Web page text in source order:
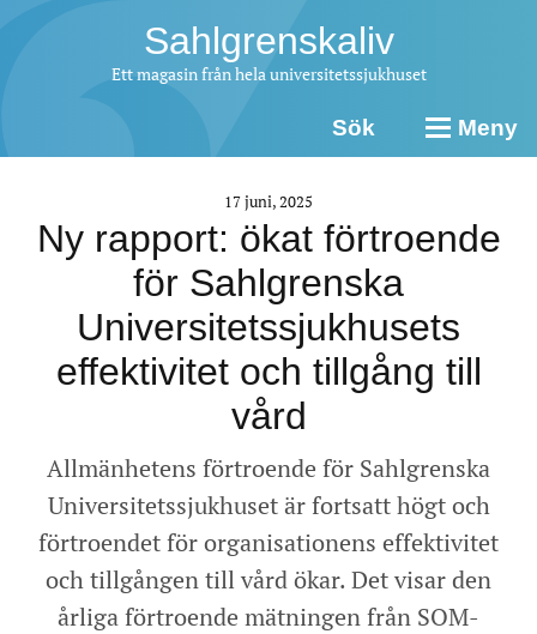
Sahlgrenskaliv
Ett magasin från hela universitetssjukhuset
Sök Meny
17 juni, 2025
Ny rapport: ökat förtroende
för Sahlgrenska
Universitetssjukhusets
effektivitet och tillgång till
vård
Allmänhetens förtroende för Sahlgrenska
Universitetssjukhuset är fortsatt högt och
förtroendet för organisationens effektivitet
och tillgången till vård ökar. Det visar den
årliga förtroende mätningen från SOM-